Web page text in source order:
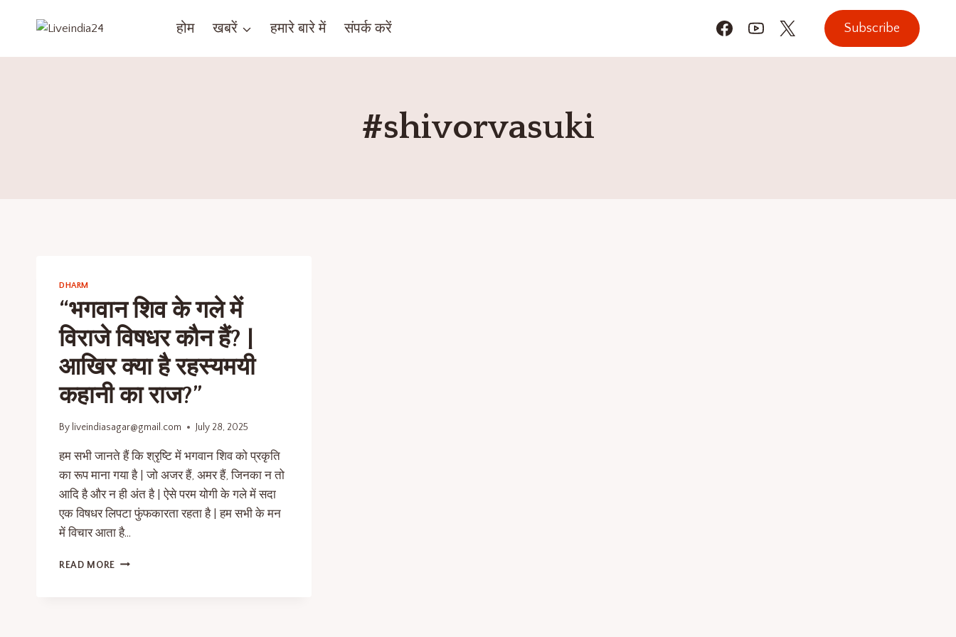
होम खबरें हमारे बारे में संपर्क करें Subscribe
#shivorvasuki
DHARM
“भगवान शिव के गले में
विराजे विषधर कौन हैं? |
आखिर क्या है रहस्यमयी
कहानी का राज?”
By liveindiasagar@gmail.com July 28, 2025
हम सभी जानते हैं कि श्रृष्टि में भगवान शिव को प्रकृति
का रूप माना गया है | जो अजर हैं, अमर हैं, जिनका न तो
आदि है और न ही अंत है | ऐसे परम योगी के गले में सदा
एक विषधर लिपटा फुंफकारता रहता है | हम सभी के मन
में विचार आता है…
READ MORE